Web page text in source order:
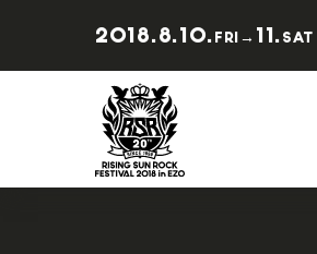
2018.8.10. FRI→ 11. SAT